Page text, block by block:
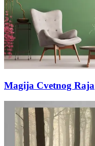
Magija Cvetnog Raja